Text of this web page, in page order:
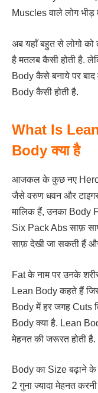
Muscles वाले लोग भीड़
अब यहाँ बहुत से लोगो को
है मतलब कैसी होती है.
Body कैसे बनाये पर
Body कैसी होती है.
What Is
Body क्या है
आजकल के कुछ नए
जैसे वरुण धवन और
मालिक हैं, उनका Body
Six Pack Abs साफ़
साफ़ देखी जा सकती हैं
Fat के नाम पर उनके
Lean Body कहते हैं
Body में हर जगह Cuts
Body क्या है. Lean
मेहनत की जरूरत होती है.
Body का Size बढ़ाने
2 गुना ज्यादा मेहनत